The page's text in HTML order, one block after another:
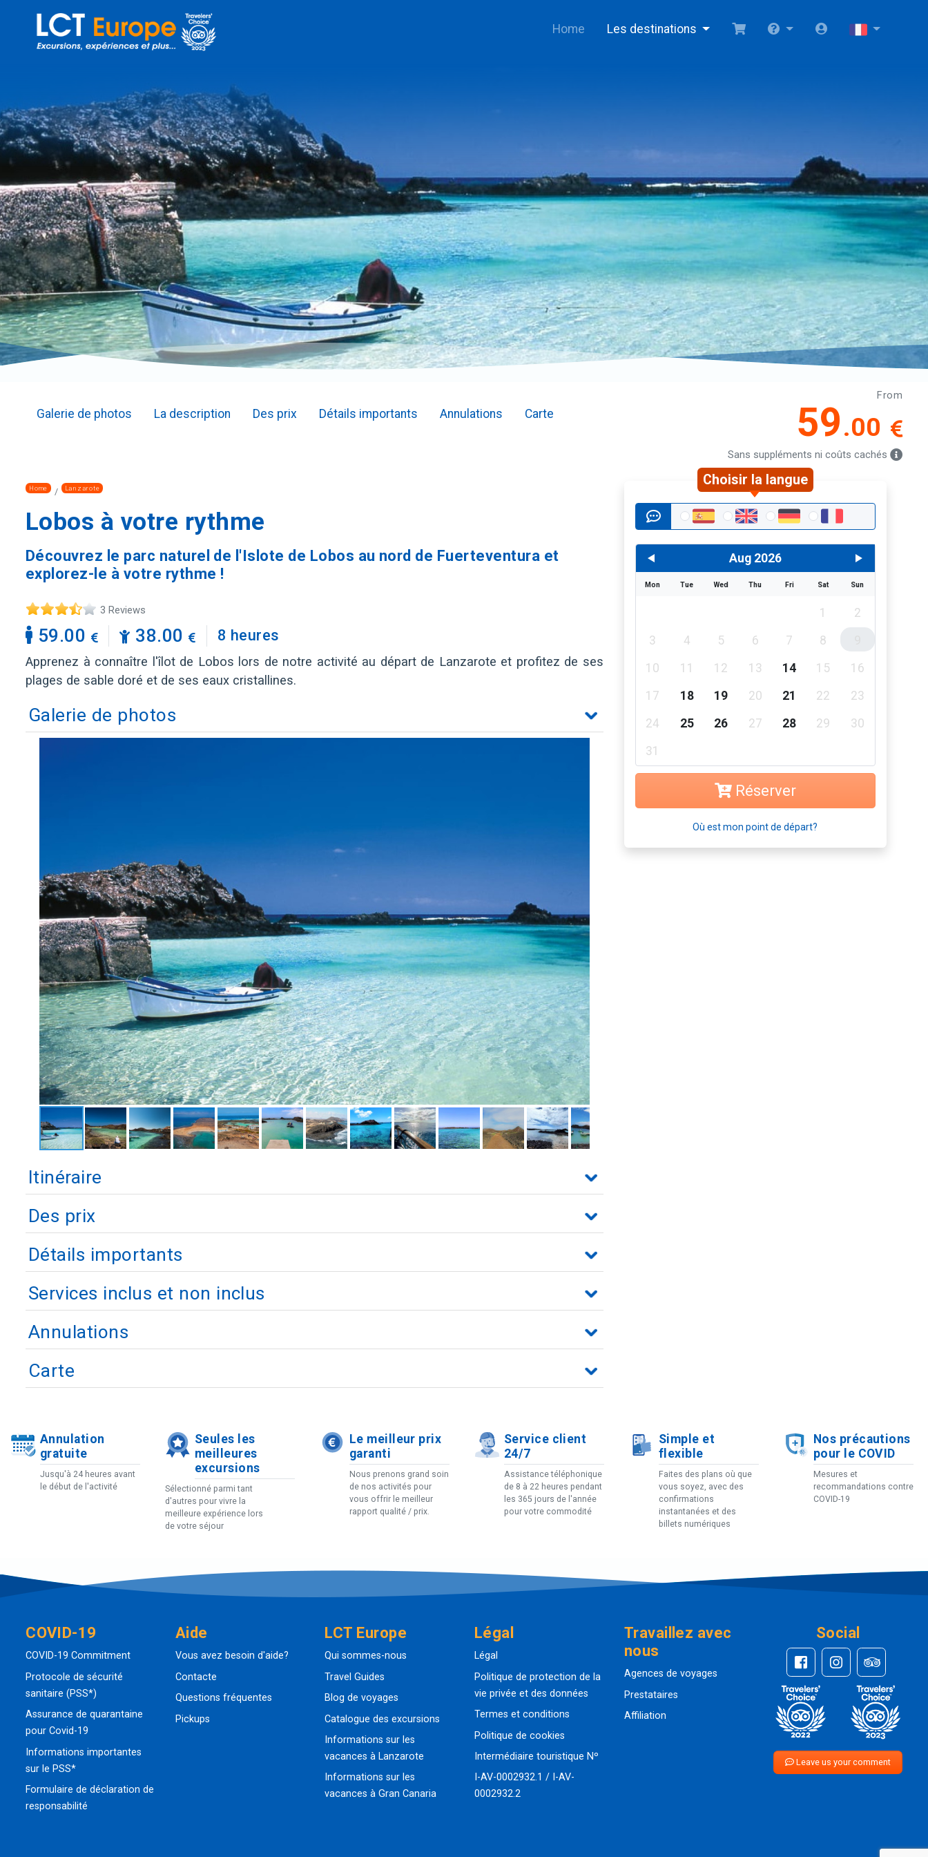
Home Les destinations
Galerie de photos La description Des prix Détails importants Annulations Carte
From
59.00
Sans suppléments ni coûts cachés
Home Lanzarote
Lobos à votre rythme
Découvrez le parc naturel de l'Islote de Lobos au nord de Fuerteventura et
explorez-le à votre rythme !
3 Reviews
59.00 38.00 8 heures
Apprenez à connaître l'îlot de Lobos lors de notre activité au départ de Lanzarote et profitez de ses
plages de sable doré et de ses eaux cristallines.
Galerie de photos
Itinéraire
Des prix
Détails importants
Services inclus et non inclus
Annulations
Carte
Choisir la langue
Aug 2026
Mon Tue Wed Thu Fri Sat Sun
1
2
3
4 5 6 7 8
10
11 12 13 14 15
16
17
18 19 20 21 22
23
24
25 26 27 28 29
30
31
Réserver
Où est mon point de départ?
Annulation
gratuite
Jusqu'à 24 heures avant
le début de l'activité
Seules les
meilleures
excursions
Sélectionné parmi tant
d'autres pour vivre la
meilleure expérience lors
de votre séjour
Le meilleur prix
garanti
Nous prenons grand soin
de nos activités pour
vous offrir le meilleur
rapport qualité / prix.
Service client
24/7
Assistance téléphonique
de 8 à 22 heures pendant
les 365 jours de l'année
pour votre commodité
Simple et
flexible
Faites des plans où que
vous soyez, avec des
confirmations
instantanées et des
billets numériques
Nos précautions
pour le COVID
Mesures et
recommandations contre
COVID-19
COVID-19
COVID-19 Commitment
Protocole de sécurité
sanitaire (PSS*)
Assurance de quarantaine
pour Covid-19
Informations importantes
sur le PSS*
Formulaire de déclaration de
responsabilité
Aide
Vous avez besoin d'aide?
Contacte
Questions fréquentes
Pickups
LCT Europe
Qui sommes-nous
Travel Guides
Blog de voyages
Catalogue des excursions
Informations sur les
vacances à Lanzarote
Informations sur les
vacances à Gran Canaria
Légal
Légal
Politique de protection de la
vie privée et des données
Termes et conditions
Politique de cookies
Intermédiaire touristique Nº
I-AV-0002932.1 / I-AV-
0002932.2
Travaillez avec
nous
Agences de voyages
Prestataires
Affiliation
Social
Leave us your comment